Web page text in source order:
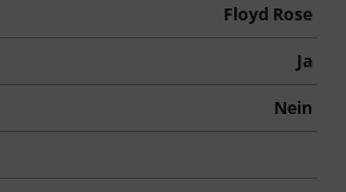
Floyd Rose
Ja
Nein